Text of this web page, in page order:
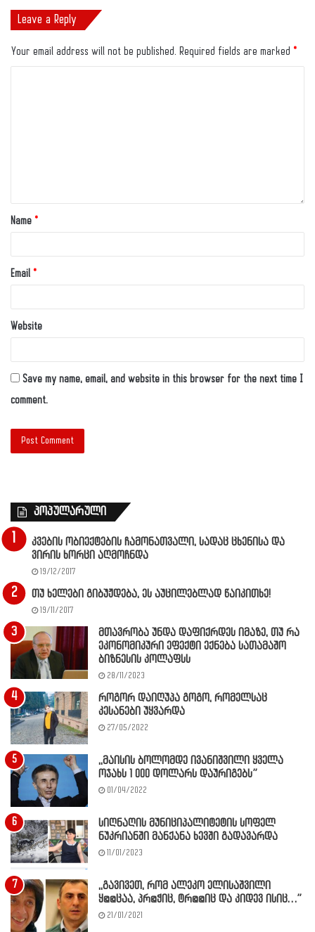
Leave a Reply
Your email address will not be published. Required fields are marked *
Name *
Email *
Website
Save my name, email, and website in this browser for the next time I
comment.
პოპულარული
კვების ობიექტების ჩამონათვალი, სადაც ცხენისა და
ვირის ხორცი აღმოჩნდა
19/12/2017
თუ ხელები გიბუჟდება, ეს აუცილებლად წაიკითხე!
19/11/2017
მთავრობა უნდა დაფიქრდეს იმაზე, თუ რა
ეკონომიკური ეფექტი ექნება სათამაშო
ბიზნესის კოლაფსს
28/11/2023
როგორ დაიღუპა გოგო, რომელსაც
კესანები უყვარდა
27/05/2022
,,მაისის ბოლომდე ივანიშვილი ყველა
ოჯახს 1 000 დოლარს დაურიგებს”
01/04/2022
სიღნაღის მუნიციპალიტეტის სოფელ
ნუკრიანში მანქანა ხევში გადავარდა
11/01/2023
,,გავივეთ, რომ ალეკო ელისაშვილი
ყ@@ცაა, პრ@ჭიც, ტრ@@იც და კიდევ ისიც…”
21/01/2021